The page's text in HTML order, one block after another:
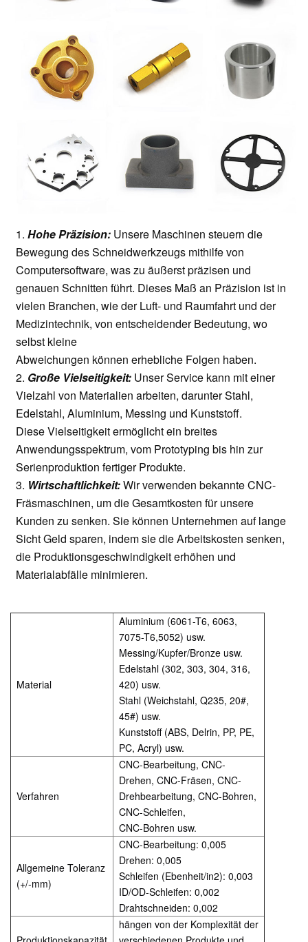
1.Hohe Präzision: Unsere Maschinen steuern die
Bewegung des Schneidwerkzeugs mithilfe von
Computersoftware, was zu äußerst präzisen und
genauen Schnitten führt. Dieses Maß an Präzision ist in
vielen Branchen, wie der Luft- und Raumfahrt und der
Medizintechnik, von entscheidender Bedeutung, wo
selbst kleine
Abweichungen können erhebliche Folgen haben.
2. Große Vielseitigkeit: Unser Service kann mit einer
Vielzahl von Materialien arbeiten, darunter Stahl,
Edelstahl, Aluminium, Messing und Kunststoff.
Diese Vielseitigkeit ermöglicht ein breites
Anwendungsspektrum, vom Prototyping bis hin zur
Serienproduktion fertiger Produkte.
3. Wirtschaftlichkeit:Wir verwenden bekannte CNC-
Fräsmaschinen, um die Gesamtkosten für unsere
Kunden zu senken. Sie können Unternehmen auf lange
Sicht Geld sparen, indem sie die Arbeitskosten senken,
die Produktionsgeschwindigkeit erhöhen und
Materialabfälle minimieren.
Material
Aluminium (6061-T6, 6063,
7075-T6,5052) usw.
Messing/Kupfer/Bronze usw.
Edelstahl (302, 303, 304, 316,
420) usw.
Stahl (Weichstahl, Q235, 20#,
45#) usw.
Kunststoff (ABS, Delrin, PP, PE,
PC, Acryl) usw.
Verfahren
CNC-Bearbeitung, CNC-
Drehen, CNC-Fräsen, CNC-
Drehbearbeitung, CNC-Bohren,
CNC-Schleifen,
CNC-Bohren usw.
Allgemeine Toleranz
(+/-mm)
CNC-Bearbeitung: 0,005
Drehen: 0,005
Schleifen (Ebenheit/in2): 0,003
ID/OD-Schleifen: 0,002
Drahtschneiden: 0,002
hängen von der Komplexität der